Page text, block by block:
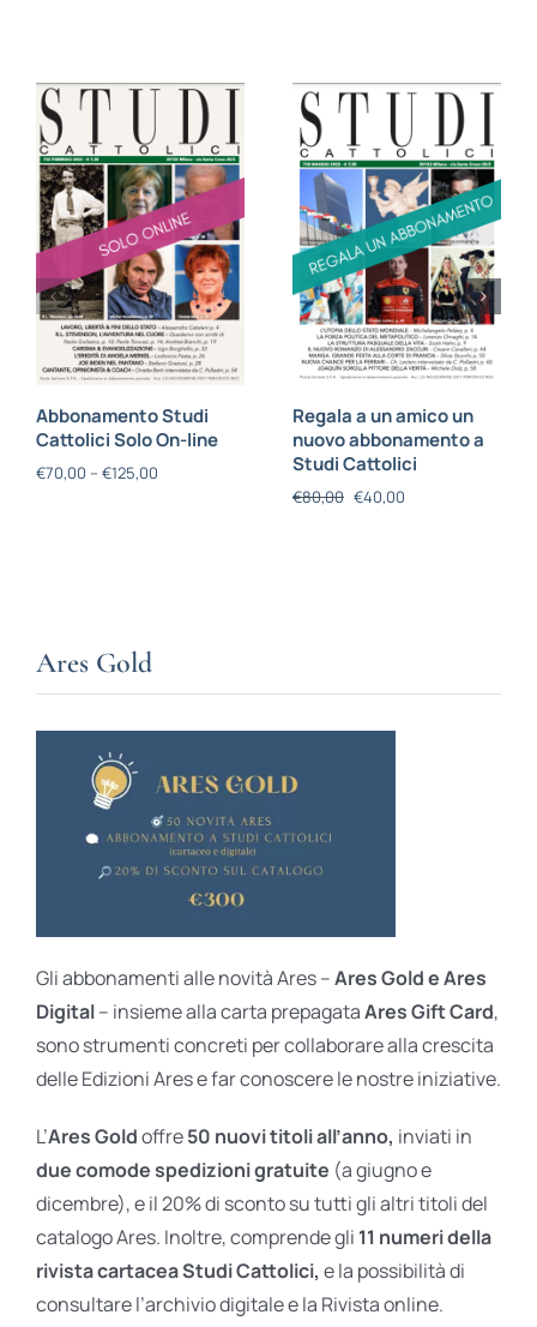
Abbonamento Studi
Cattolici Solo On-line
€70,00 – €125,00
Regala a un amico un
nuovo abbonamento a
Studi Cattolici
€80,00 €40,00
Ares Gold
Gli abbonamenti alle novità Ares –Ares Gold e Ares
Digital– insieme alla carta prepagataAres Gift Card,
sono strumenti concreti per collaborare alla crescita
delle Edizioni Ares e far conoscere le nostre iniziative.
L’Ares Goldoffre50 nuovi titoli all’anno, inviati in
due comode spedizioni gratuite (a giugno e
dicembre), e il 20% di sconto su tutti gli altri titoli del
catalogo Ares. Inoltre, comprende gli 11 numeri della
rivista cartacea Studi Cattolici, e la possibilità di
consultare l’archivio digitale e la Rivista online.